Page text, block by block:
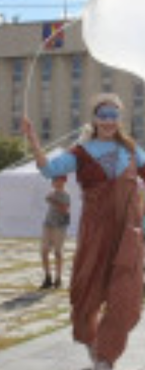
Сайт:
Адрес:
Телефон: